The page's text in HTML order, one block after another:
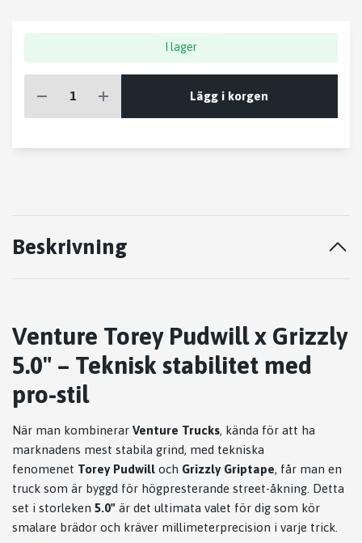
I lager
Lägg i korgen
Beskrivning
Venture Torey Pudwill x Grizzly
5.0" – Teknisk stabilitet med
pro-stil
När man kombinerar Venture Trucks, kända för att ha
marknadens mest stabila grind, med tekniska
fenomenet Torey Pudwill och Grizzly Griptape, får man en
truck som är byggd för högpresterande street-åkning. Detta
set i storleken 5.0" är det ultimata valet för dig som kör
smalare brädor och kräver millimeterprecision i varje trick.